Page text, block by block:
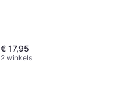
€ 17,95
2 winkels